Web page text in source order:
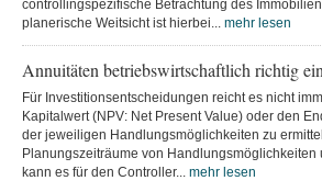
controllingspezifische Betrachtung des
planerische Weitsicht ist hierbei... mehr lesen
Annuitäten betriebswirtschaftlich richtig
Für Investitionsentscheidungen reicht es nicht
Kapitalwert (NPV: Net Present Value) oder den
der jeweiligen Handlungsmöglichkeiten zu
Planungszeiträume von Handlungsmöglichkeiten
kann es für den Controller... mehr lesen